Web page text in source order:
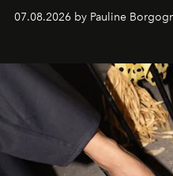
d'exception composent un
07.08.2026 by Pauline